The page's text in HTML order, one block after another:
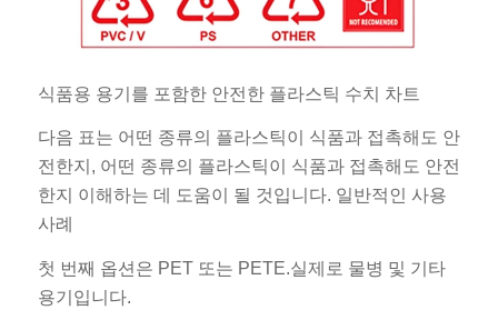
식품용 용기를 포함한 안전한 플라스틱 수치 차트
다음 표는 어떤 종류의 플라스틱이 식품과 접촉해도 안
전한지, 어떤 종류의 플라스틱이 식품과 접촉해도 안전
한지 이해하는 데 도움이 될 것입니다. 일반적인 사용
사례
첫 번째 옵션은 PET 또는 PETE.실제로 물병 및 기타
용기입니다.